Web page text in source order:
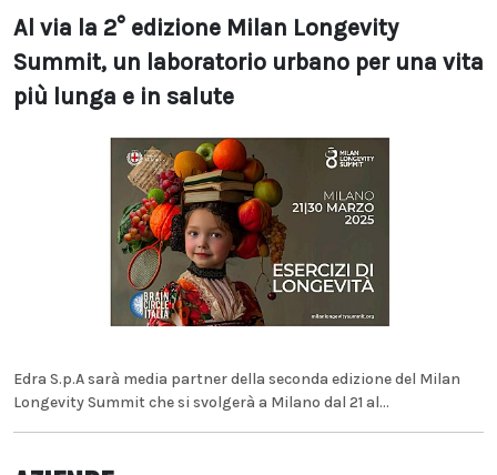
Al via la 2° edizione Milan Longevity
Summit, un laboratorio urbano per una vita
più lunga e in salute
Edra S.p.A sarà media partner della seconda edizione del Milan
Longevity Summit che si svolgerà a Milano dal 21 al...